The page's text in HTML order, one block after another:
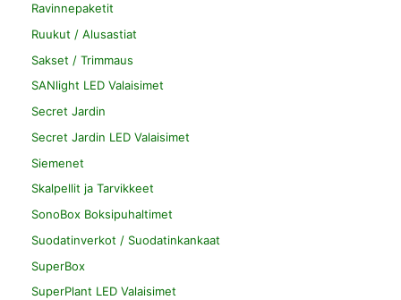
Ravinnepaketit
Ruukut / Alusastiat
Sakset / Trimmaus
SANlight LED Valaisimet
Secret Jardin
Secret Jardin LED Valaisimet
Siemenet
Skalpellit ja Tarvikkeet
SonoBox Boksipuhaltimet
Suodatinverkot / Suodatinkankaat
SuperBox
SuperPlant LED Valaisimet